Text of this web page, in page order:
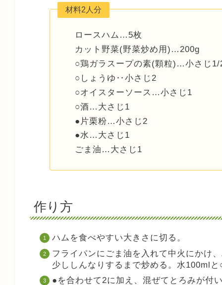
材料2人分
ロースハム…5枚
カット野菜(野菜炒め用)…200g
○鶏ガラスープの素(顆粒)…小さじ1/
○しょうゆ‥小さじ2
○オイスターソース…小さじ1
○酒…大さじ1
●片栗粉…小さじ2
●水…大さじ1
ごま油…大さじ1
作り方
ハムを食べやすい大きさに切る。
フライパンにごま油を入れて中火にかけ
少ししんなりするまで炒める。水100ml
●を合わせて2に加え、混ぜてとろみが付